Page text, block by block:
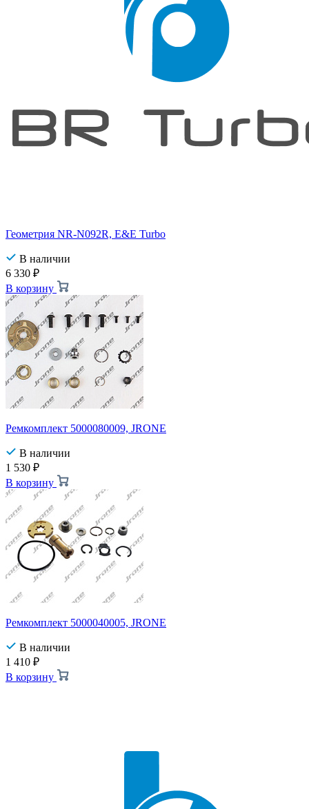
Геометрия NR-N092R, E&E Turbo
В наличии
6 330 ₽
В корзину
Ремкомплект 5000080009, JRONE
В наличии
1 530 ₽
В корзину
Ремкомплект 5000040005, JRONE
В наличии
1 410 ₽
В корзину